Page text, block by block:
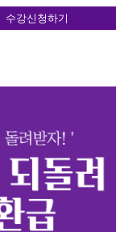
수강신청하기